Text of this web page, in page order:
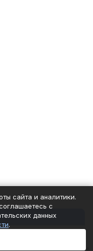
Сравнение
сайта и аналитики.
с
данных
.